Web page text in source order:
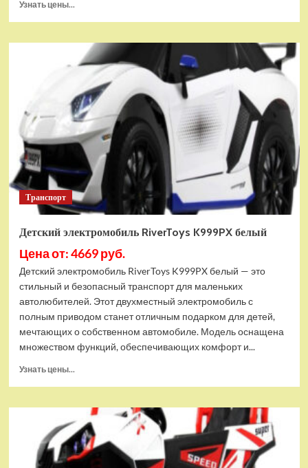
Узнать цены...
Тянущаяся
игрушка
Гуджитсу
и
Гигабивень
Водная
Атака
Транспорт
Детский электромобиль RiverToys K999PX белый
Цена от: 4669 руб.
Детский электромобиль RiverToys K999PX белый — это
стильный и безопасный транспорт для маленьких
автолюбителей. Этот двухместный электромобиль с
полным приводом станет отличным подарком для детей,
мечтающих о собственном автомобиле. Модель оснащена
множеством функций, обеспечивающих комфорт и...
Узнать цены...
Детский
электромобиль
RiverToys
K999PX
белый